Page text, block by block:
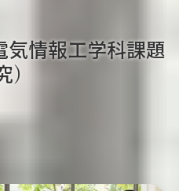
情報工学科課題